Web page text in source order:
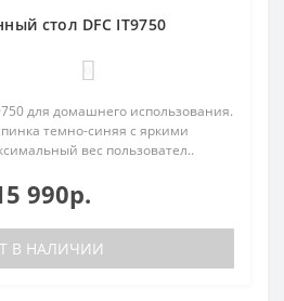
стол DFC IT9750
для домашнего использования.
темно-синяя с яркими
вес пользовател..
990р.
В НАЛИЧИИ